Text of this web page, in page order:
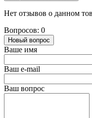
Нет отзывов о данном
Вопросов: 0
Новый вопрос
Ваше имя
Ваш e-mail
Ваш вопрос